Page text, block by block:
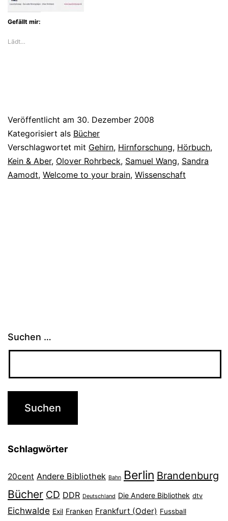
Gefällt mir:
Lädt…
Veröffentlicht am 30. Dezember 2008
Kategorisiert als Bücher
Verschlagwortet mit Gehirn, Hirnforschung, Hörbuch,
Kein & Aber, Olover Rohrbeck, Samuel Wang, Sandra
Aamodt, Welcome to your brain, Wissenschaft
Suchen …
Schlagwörter
20cent Andere Bibliothek Bahn Berlin Brandenburg
Bücher CD DDR Deutschland Die Andere Bibliothek dtv
Eichwalde Exil Franken Frankfurt (Oder) Fussball